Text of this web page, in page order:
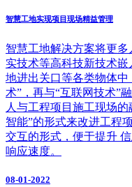
智慧工地实现项目现场精益管理
智慧工地解决方案将更
实技术等高科技新技术
地进出关口等各类物体
术”，再与“互联网技术”
人与工程项目施工现场
智能”的形式来改进工程
交互的形式，便于提升
响应速度。
08-01-2022